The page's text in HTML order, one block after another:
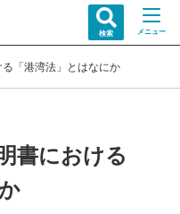
検索 メニュー
「港湾法」とはなにか
書における